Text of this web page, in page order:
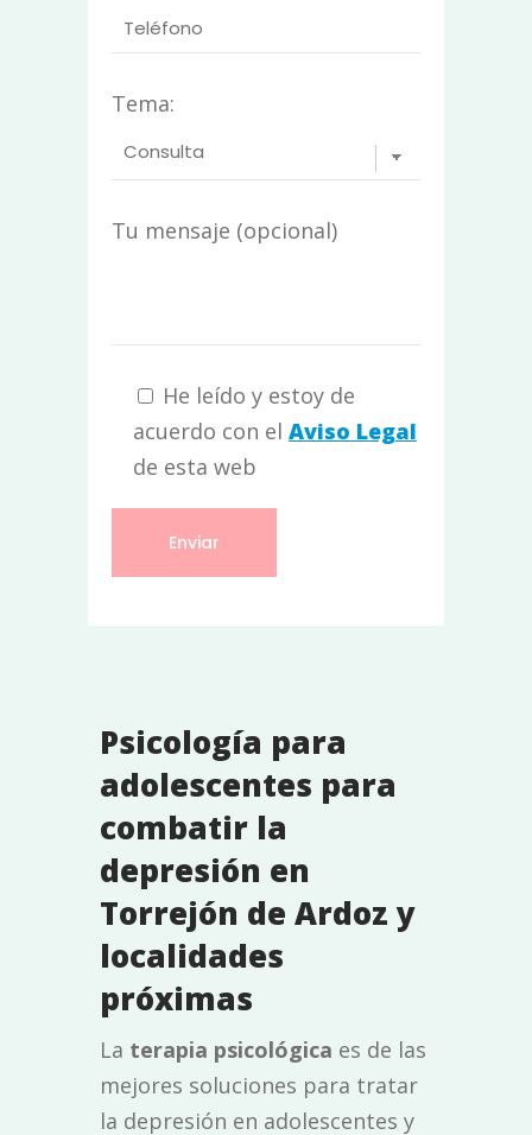
Tema:
Tu mensaje (opcional)
He leído y estoy de
acuerdo con el Aviso Legal
de esta web
Psicología para
adolescentes para
combatir la
depresión en
Torrejón de Ardoz y
localidades
próximas
La terapia psicológica es de las
mejores soluciones para tratar
la depresión en adolescentes y